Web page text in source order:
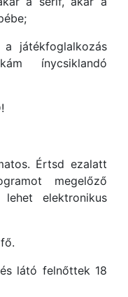
játékfoglalkozás
ínycsiklandó
Értsd ezalatt
megelőző
elektronikus
látó felnőttek 18